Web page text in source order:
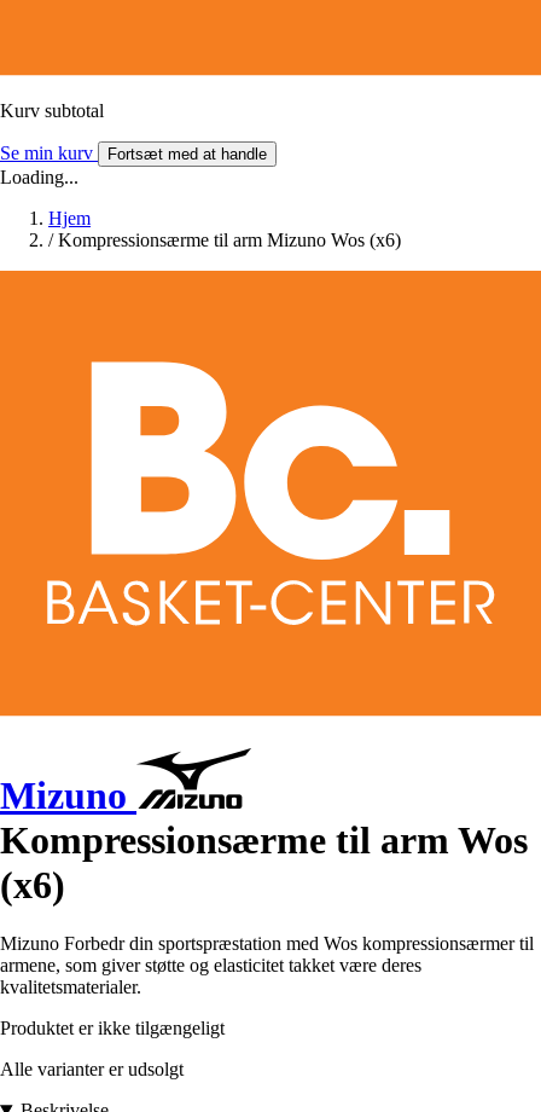
Kurv subtotal
Se min kurv Fortsæt med at handle
Loading...
Hjem
/ Kompressionsærme til arm Mizuno Wos (x6)
Mizuno
Kompressionsærme til arm Wos
(x6)
Mizuno Forbedr din sportspræstation med Wos kompressionsærmer til
armene, som giver støtte og elasticitet takket være deres
kvalitetsmaterialer.
Produktet er ikke tilgængeligt
Alle varianter er udsolgt